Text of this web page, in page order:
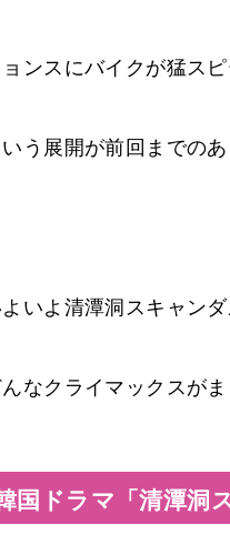
ョンスにバイクが猛ス
いう展開が前回までの
いよ清潭洞スキャンダ
んなクライマックスが
国ドラマ「清潭洞